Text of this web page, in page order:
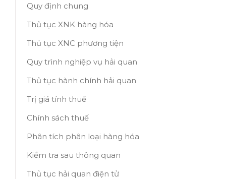
Quy định chung
Thủ tục XNK hàng hóa
Thủ tục XNC phương tiện
Quy trình nghiệp vụ hải quan
Thủ tục hành chính hải quan
Trị giá tính thuế
Chính sách thuế
Phân tích phân loại hàng hóa
Kiểm tra sau thông quan
Thủ tục hải quan điện tử